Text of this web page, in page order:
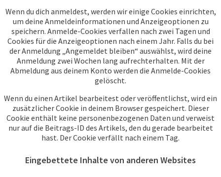
Wenn du dich anmeldest, werden wir einige Cookies einrichten,
um deine Anmeldeinformationen und Anzeigeoptionen zu
speichern. Anmelde-Cookies verfallen nach zwei Tagen und
Cookies für die Anzeigeoptionen nach einem Jahr. Falls du bei
der Anmeldung „Angemeldet bleiben“ auswählst, wird deine
Anmeldung zwei Wochen lang aufrechterhalten. Mit der
Abmeldung aus deinem Konto werden die Anmelde-Cookies
gelöscht.
Wenn du einen Artikel bearbeitest oder veröffentlichst, wird ein
zusätzlicher Cookie in deinem Browser gespeichert. Dieser
Cookie enthält keine personenbezogenen Daten und verweist
nur auf die Beitrags-ID des Artikels, den du gerade bearbeitet
hast. Der Cookie verfällt nach einem Tag.
Eingebettete Inhalte von anderen Websites